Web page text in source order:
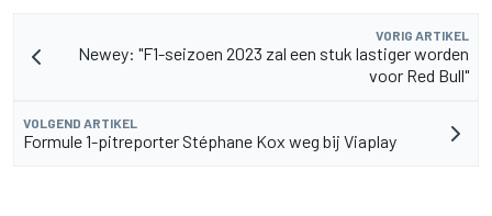
VORIG ARTIKEL
Newey: "F1-seizoen 2023 zal een stuk lastiger worden
voor Red Bull"
VOLGEND ARTIKEL
Formule 1-pitreporter Stéphane Kox weg bij Viaplay